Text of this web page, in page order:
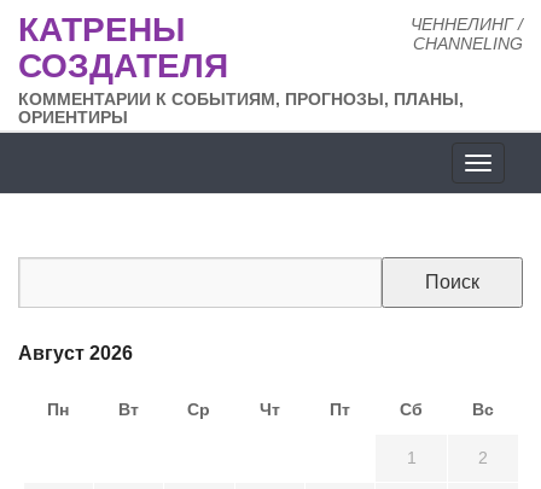
ЧЕННЕЛИНГ /
CHANNELING
КАТРЕНЫ
СОЗДАТЕЛЯ
КОММЕНТАРИИ К СОБЫТИЯМ, ПРОГНОЗЫ, ПЛАНЫ,
ОРИЕНТИРЫ
сайта
Август 2026
Пн Вт Ср Чт Пт Сб Вс
1 2